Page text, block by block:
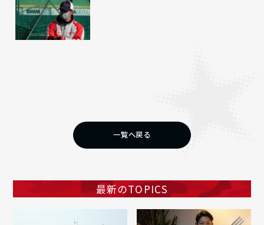
一覧へ戻る
最新のTOPICS